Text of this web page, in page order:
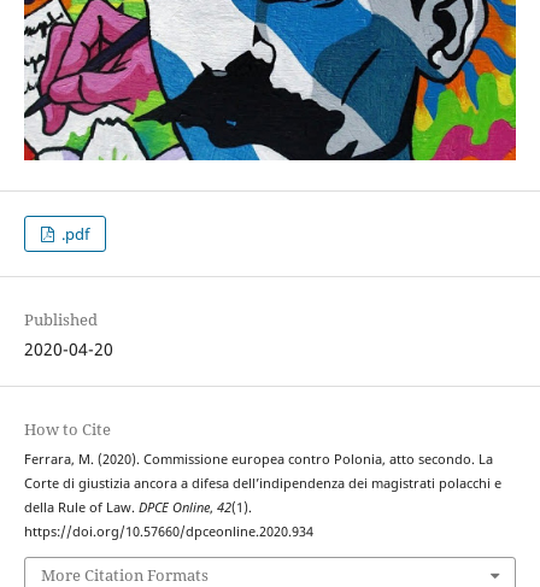
.pdf
Published
2020-04-20
How to Cite
Ferrara, M. (2020). Commissione europea contro Polonia, atto secondo. La
Corte di giustizia ancora a difesa dell’indipendenza dei magistrati polacchi e
della Rule of Law. DPCE Online, 42(1).
https://doi.org/10.57660/dpceonline.2020.934
More Citation Formats